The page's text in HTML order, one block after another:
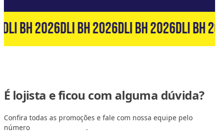
DLI BH 2026DLI BH 2026DLI BH 2026DLI BH
É lojista e ficou com alguma dúvida?
Confira todas as promoções e fale com nossa equipe pelo
número
.